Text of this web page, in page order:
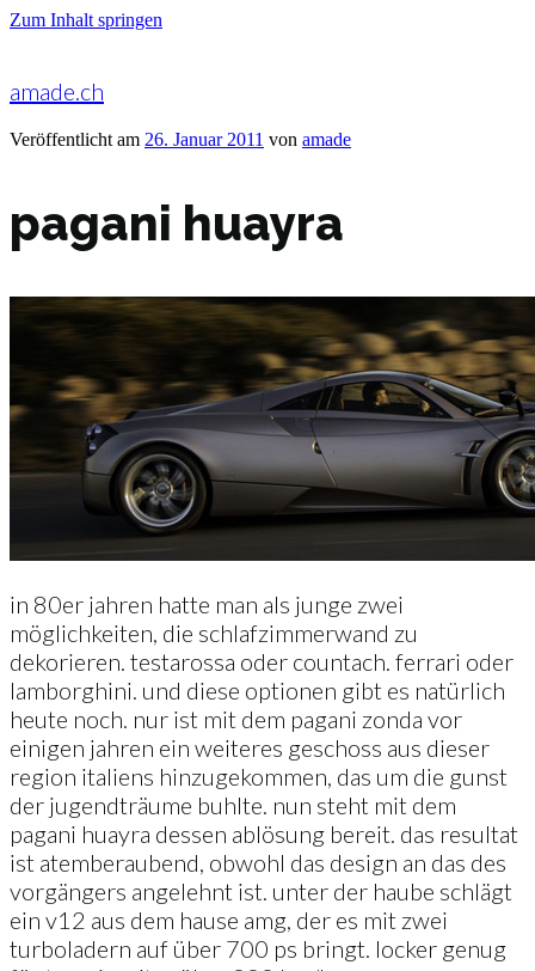
Zum Inhalt springen
amade.ch
Veröffentlicht am 26. Januar 2011 von amade
pagani huayra
in 80er jahren hatte man als junge zwei
möglichkeiten, die schlafzimmerwand zu
dekorieren. testarossa oder countach. ferrari oder
lamborghini. und diese optionen gibt es natürlich
heute noch. nur ist mit dem pagani zonda vor
einigen jahren ein weiteres geschoss aus dieser
region italiens hinzugekommen, das um die gunst
der jugendträume buhlte. nun steht mit dem
pagani huayra dessen ablösung bereit. das resultat
ist atemberaubend, obwohl das design an das des
vorgängers angelehnt ist. unter der haube schlägt
ein v12 aus dem hause amg, der es mit zwei
turboladern auf über 700 ps bringt. locker genug